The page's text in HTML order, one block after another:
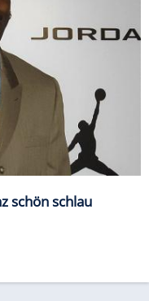
schön schlau